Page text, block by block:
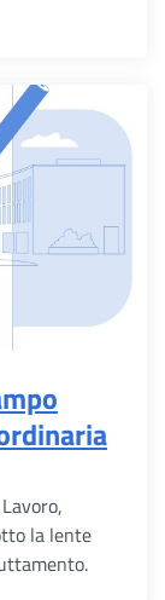
la lente